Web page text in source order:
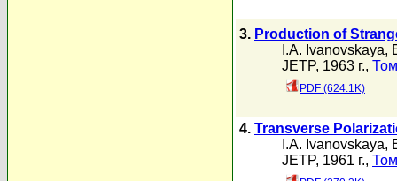
3. Production of
I.A. Ivanovskaya,
JETP, 1963 г.,
PDF (624.1K)
4. Transverse
I.A. Ivanovskaya,
JETP, 1961 г.,